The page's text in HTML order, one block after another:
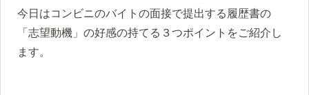
今日はコンビニのバイトの面接で提出する履歴書の
「志望動機」の好感の持てる３つポイントをご紹介し
ます。